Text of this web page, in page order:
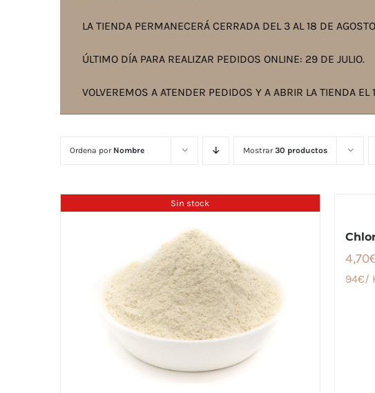
LA TIENDA PERMANECERÁ CERRADA DEL 3 AL 18 DE
ÚLTIMO DÍA PARA REALIZAR PEDIDOS ONLINE: 29 DE JULIO.
VOLVEREMOS A ATENDER PEDIDOS Y A ABRIR LA TIENDA EL
Ordena por Nombre Mostrar30 productos
Sin stock
94€/